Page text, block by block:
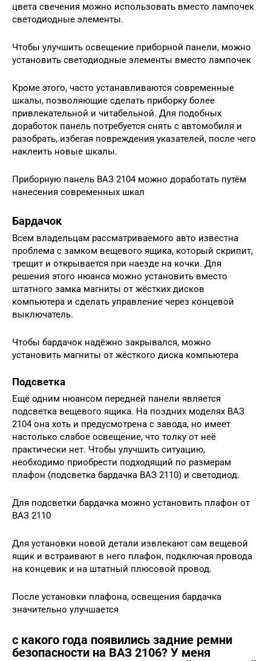
цвета свечения можно использовать вместо лампочек
светодиодные элементы.
Чтобы улучшить освещение приборной панели, можно
установить светодиодные элементы вместо лампочек
Кроме этого, часто устанавливаются современные
шкалы, позволяющие сделать приборку более
привлекательной и читабельной. Для подобных
доработок панель потребуется снять с автомобиля и
разобрать, избегая повреждения указателей, после чего
наклеить новые шкалы.
Приборную панель ВАЗ 2104 можно доработать путём
нанесения современных шкал
Бардачок
Всем владельцам рассматриваемого авто известна
проблема с замком вещевого ящика, который скрипит,
трещит и открывается при наезде на кочки. Для
решения этого нюанса можно установить вместо
штатного замка магниты от жёстких дисков
компьютера и сделать управление через концевой
выключатель.
Чтобы бардачок надёжно закрывался, можно
установить магниты от жёсткого диска компьютера
Подсветка
Ещё одним нюансом передней панели является
подсветка вещевого ящика. На поздних моделях ВАЗ
2104 она хоть и предусмотрена с завода, но имеет
настолько слабое освещение, что толку от неё
практически нет. Чтобы улучшить ситуацию,
необходимо приобрести подходящий по размерам
плафон (подсветка бардачка ВАЗ 2110) и светодиод.
Для подсветки бардачка можно установить плафон от
ВАЗ 2110
Для установки новой детали извлекают сам вещевой
ящик и встраивают в него плафон, подключая провода
на концевик и на штатный плюсовой провод.
После установки плафона, освещения бардачка
значительно улучшается
с какого года появились задние ремни
безопасности на ВАЗ 2106? У меня